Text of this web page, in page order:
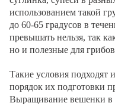
использованием такой
до 60-65 градусов в
превышать нельзя, так
но и полезные для
Такие условия подходят
порядок их подготовки
Выращивание вешенки в